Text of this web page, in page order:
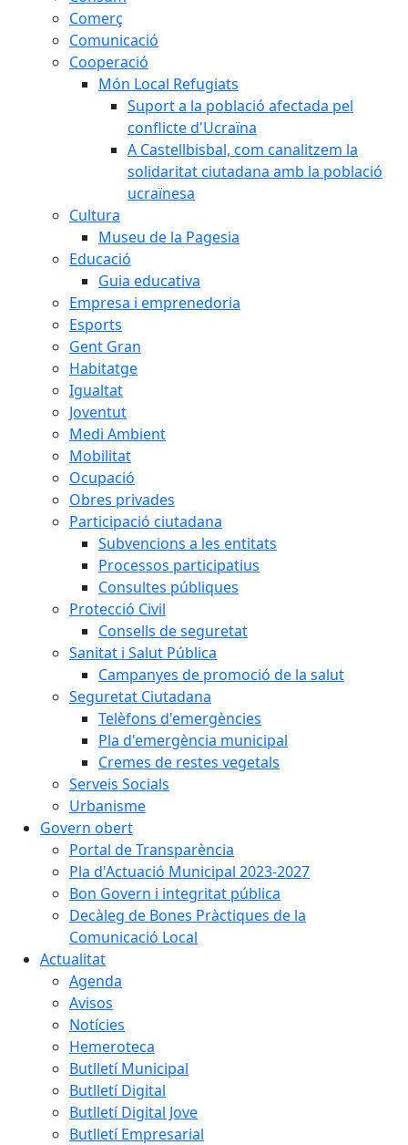
Comerç
Comunicació
Cooperació
Món Local Refugiats
Suport a la població afectada pel
conflicte d'Ucraïna
A Castellbisbal, com canalitzem la
solidaritat ciutadana amb la població
ucraïnesa
Cultura
Museu de la Pagesia
Educació
Guia educativa
Empresa i emprenedoria
Esports
Gent Gran
Habitatge
Igualtat
Joventut
Medi Ambient
Mobilitat
Ocupació
Obres privades
Participació ciutadana
Subvencions a les entitats
Processos participatius
Consultes públiques
Protecció Civil
Consells de seguretat
Sanitat i Salut Pública
Campanyes de promoció de la salut
Seguretat Ciutadana
Telèfons d'emergències
Pla d'emergència municipal
Cremes de restes vegetals
Serveis Socials
Urbanisme
Govern obert
Portal de Transparència
Pla d'Actuació Municipal 2023-2027
Bon Govern i integritat pública
Decàleg de Bones Pràctiques de la
Comunicació Local
Actualitat
Agenda
Avisos
Notícies
Hemeroteca
Butlletí Municipal
Butlletí Digital
Butlletí Digital Jove
Butlletí Empresarial